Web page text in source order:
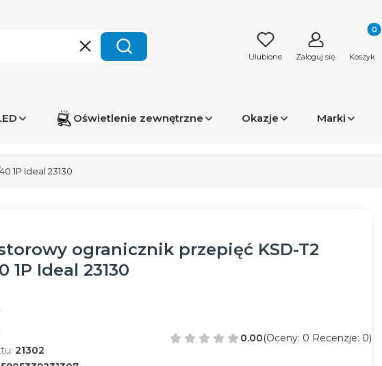
WyczyśćSzukaj Ulubione Zaloguj się Koszyk
Oświetlenie zewnętrzne Okazje Marki
1P Ideal 23130
ogranicznik przepięć KSD-T2
1P Ideal 23130
21302
0.00(Oceny: 0 Recenzje: 0)